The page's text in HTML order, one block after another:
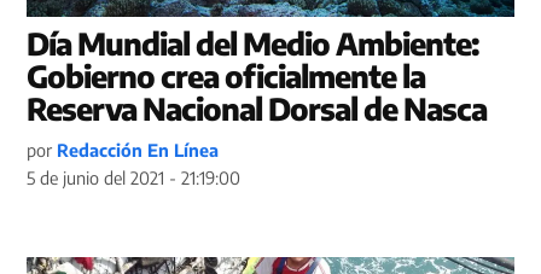
Día Mundial del Medio Ambiente:
Gobierno crea oficialmente la
Reserva Nacional Dorsal de Nasca
por Redacción En Línea
5 de junio del 2021 - 21:19:00